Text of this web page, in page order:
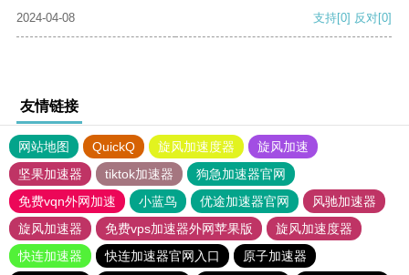
2024-04-08
支持[0] 反对[0]
友情链接
网站地图 QuickQ 旋风加速度器
旋风加速
坚果加速器
tiktok加速器
狗急加速器官网
免费vqn外网加速
小蓝鸟 优途加速器官网
风驰加速器
旋风加速器
免费vps加速器外网苹果版
旋风加速度器
快连加速器
快连加速器官网入口
原子加速器